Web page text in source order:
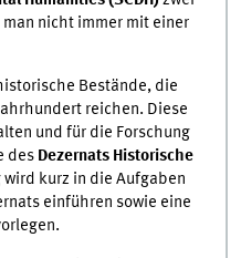
nicht immer mit einer
Bestände, die
reichen. Diese
und für die Forschung
des Dezernats Historische
wird kurz in die Aufgaben
einführen sowie eine